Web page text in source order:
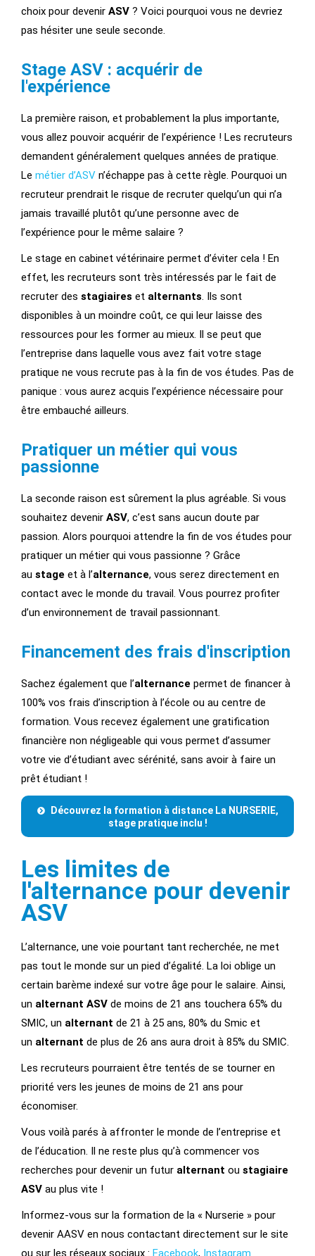
choix pour devenir ASV ? Voici pourquoi vous ne devriez
pas hésiter une seule seconde.
Stage ASV : acquérir de
l'expérience
La première raison, et probablement la plus importante,
vous allez pouvoir acquérir de l’expérience ! Les recruteurs
demandent généralement quelques années de pratique.
Le métier d’ASV n’échappe pas à cette règle. Pourquoi un
recruteur prendrait le risque de recruter quelqu’un qui n’a
jamais travaillé plutôt qu’une personne avec de
l’expérience pour le même salaire ?
Le stage en cabinet vétérinaire permet d’éviter cela ! En
effet, les recruteurs sont très intéressés par le fait de
recruter des stagiaires et alternants. Ils sont
disponibles à un moindre coût, ce qui leur laisse des
ressources pour les former au mieux. Il se peut que
l’entreprise dans laquelle vous avez fait votre stage
pratique ne vous recrute pas à la fin de vos études. Pas de
panique : vous aurez acquis l’expérience nécessaire pour
être embauché ailleurs.
Pratiquer un métier qui vous
passionne
La seconde raison est sûrement la plus agréable. Si vous
souhaitez devenir ASV, c’est sans aucun doute par
passion. Alors pourquoi attendre la fin de vos études pour
pratiquer un métier qui vous passionne ? Grâce
au stage et à l’alternance, vous serez directement en
contact avec le monde du travail. Vous pourrez profiter
d’un environnement de travail passionnant.
Financement des frais d'inscription
Sachez également que l’alternance permet de financer à
100% vos frais d’inscription à l’école ou au centre de
formation. Vous recevez également une gratification
financière non négligeable qui vous permet d’assumer
votre vie d’étudiant avec sérénité, sans avoir à faire un
prêt étudiant !
Découvrez la formation à distance La NURSERIE,
stage pratique inclu !
Les limites de
l'alternance pour devenir
ASV
L’alternance, une voie pourtant tant recherchée, ne met
pas tout le monde sur un pied d’égalité. La loi oblige un
certain barème indexé sur votre âge pour le salaire. Ainsi,
un alternant ASV de moins de 21 ans touchera 65% du
SMIC, un alternant de 21 à 25 ans, 80% du Smic et
un alternant de plus de 26 ans aura droit à 85% du SMIC.
Les recruteurs pourraient être tentés de se tourner en
priorité vers les jeunes de moins de 21 ans pour
économiser.
Vous voilà parés à affronter le monde de l’entreprise et
de l’éducation. Il ne reste plus qu’à commencer vos
recherches pour devenir un futur alternant ou stagiaire
ASV au plus vite !
Informez-vous sur la formation de la « Nurserie » pour
devenir AASV en nous contactant directement sur le site
ou sur les réseaux sociaux : Facebook, Instagram